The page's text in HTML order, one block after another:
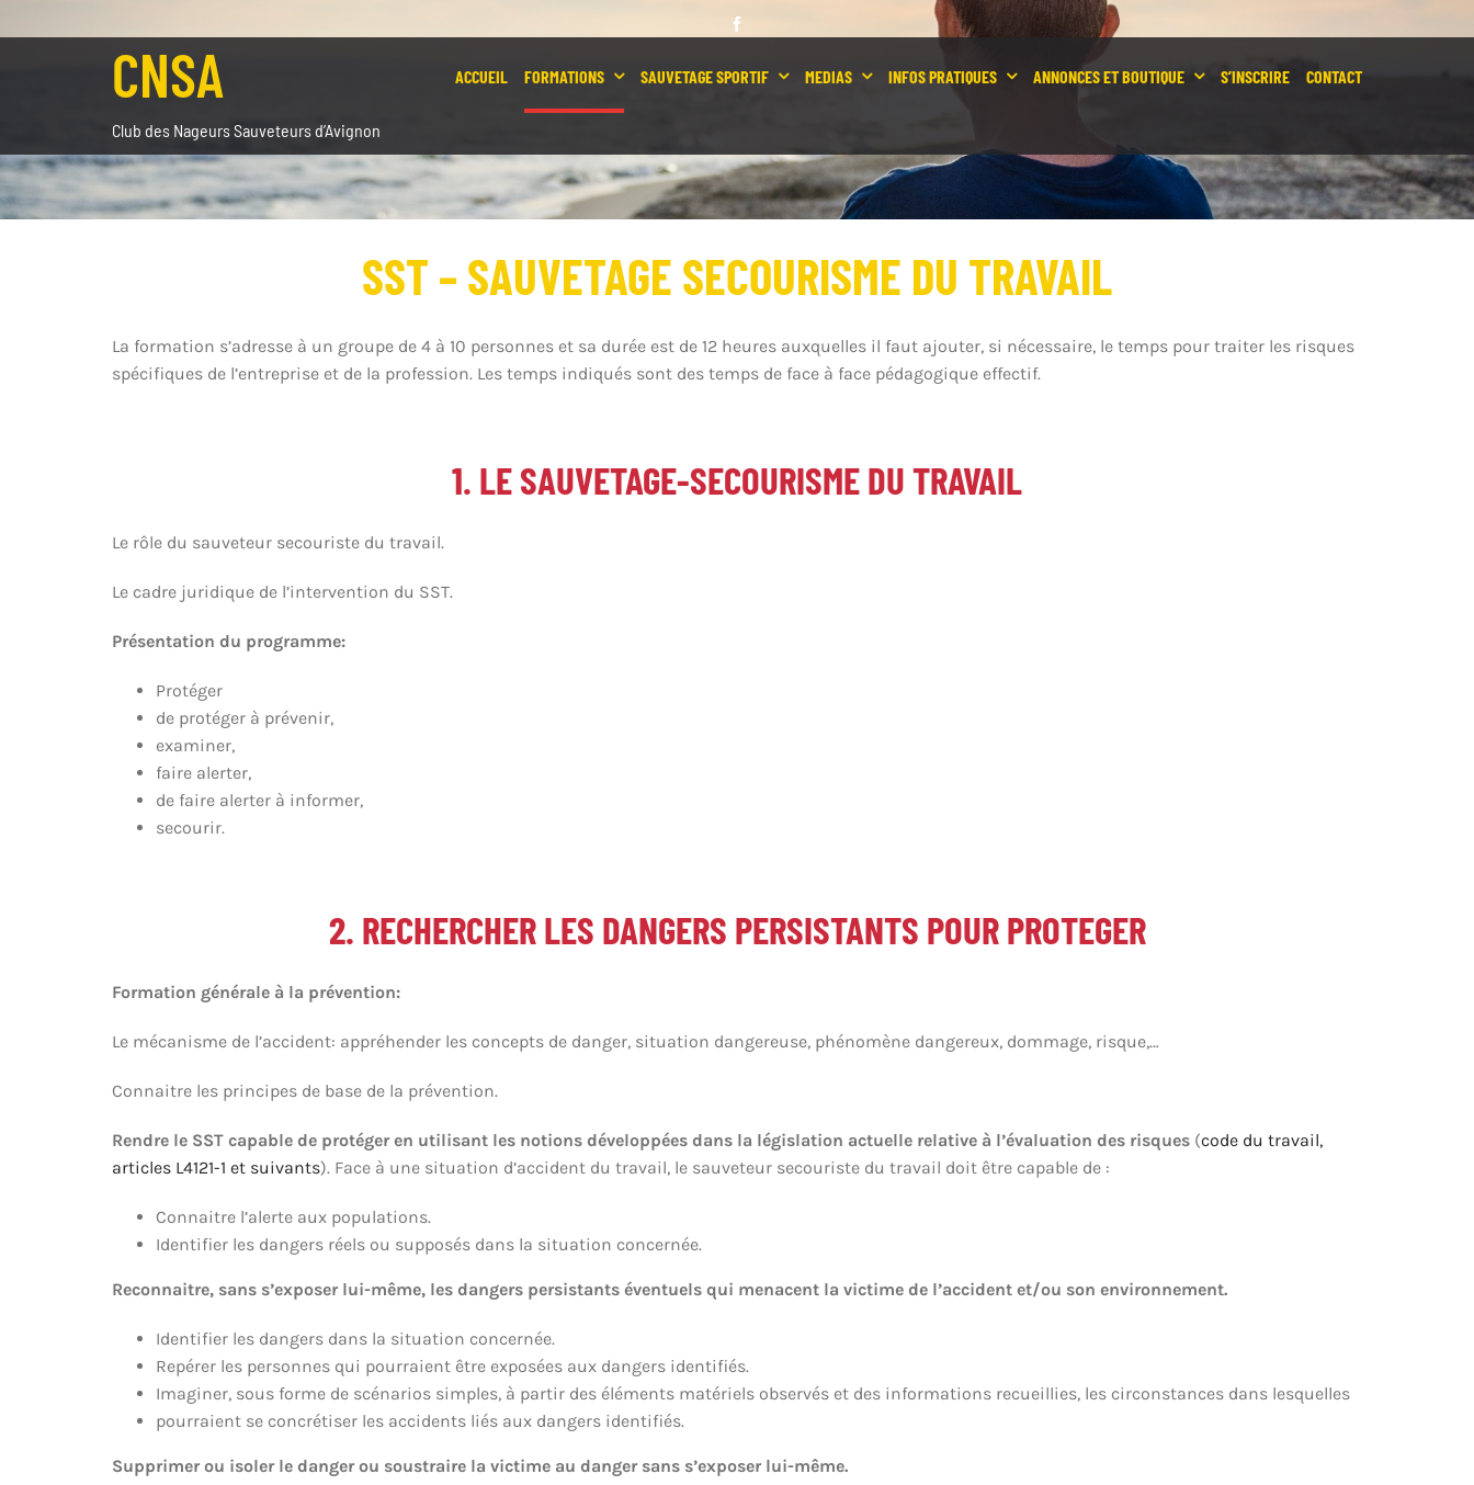
au
CNSA
Club des Nageurs Sauveteurs d’Avignon
ACCUEIL FORMATIONS SAUVETAGE SPORTIF MEDIAS INFOS PRATIQUES ANNONCES ET BOUTIQUE S’INSCRIRE CONTACT
SST – SAUVETAGE SECOURISME DU TRAVAIL
La formation s’adresse à un groupe de 4 à 10 personnes et sa durée est de 12 heures auxquelles il faut ajouter, si nécessaire, le temps pour traiter les risques
spécifiques de l’entreprise et de la profession. Les temps indiqués sont des temps de face à face pédagogique effectif.
1. LE SAUVETAGE-SECOURISME DU TRAVAIL
Le rôle du sauveteur secouriste du travail.
Le cadre juridique de l’intervention du SST.
Présentation du programme:
Protéger
de protéger à prévenir,
examiner,
faire alerter,
de faire alerter à informer,
secourir.
2. RECHERCHER LES DANGERS PERSISTANTS POUR PROTEGER
Formation générale à la prévention:
Le mécanisme de l’accident: appréhender les concepts de danger, situation dangereuse, phénomène dangereux, dommage, risque,…
Connaitre les principes de base de la prévention.
Rendre le SST capable de protéger en utilisant les notions développées dans la législation actuelle relative à l’évaluation des risques(code du travail,
articles L4121-1 et suivants). Face à une situation d’accident du travail, le sauveteur secouriste du travail doit être capable de :
Connaitre l’alerte aux populations.
Identifier les dangers réels ou supposés dans la situation concernée.
Reconnaitre, sans s’exposer lui-même, les dangers persistants éventuels qui menacent la victime de l’accident et/ou son environnement.
Identifier les dangers dans la situation concernée.
Repérer les personnes qui pourraient être exposées aux dangers identifiés.
Imaginer, sous forme de scénarios simples, à partir des éléments matériels observés et des informations recueillies, les circonstances dans lesquelles
pourraient se concrétiser les accidents liés aux dangers identifiés.
Supprimer ou isoler le danger ou soustraire la victime au danger sans s’exposer lui-même.